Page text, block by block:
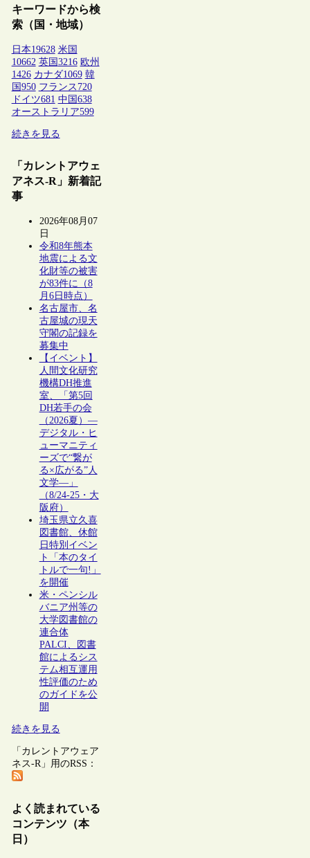
キーワードから検
索（国・地域）
日本19628 米国
10662 英国 3216 欧州
1426 カナダ1069 韓
国 950 フランス 720
ドイツ681 中国 638
オーストラリア599
続きを見る
「カレントアウェ
アネス-R」新着記
事
2026年08月07
日
令和8年熊本
地震による文
化財等の被害
が83件に（8
月6日時点）
名古屋市、名
古屋城の現天
守閣の記録を
募集中
【イベント】
人間文化研究
機構DH推進
室、「第5回
DH若手の会
（2026夏）―
デジタル・ヒ
ューマニティ
ーズで“繋が
る×広がる”人
文学―」
（8/24-25・大
阪府）
埼玉県立久喜
図書館、休館
日特別イベン
ト「本のタイ
トルで一句!」
を開催
米・ペンシル
バニア州等の
大学図書館の
連合体
PALCI、図書
館によるシス
テム相互運用
性評価のため
のガイドを公
開
続きを見る
「カレントアウェア
ネス-R」用のRSS：
よく読まれている
コンテンツ（本
日）